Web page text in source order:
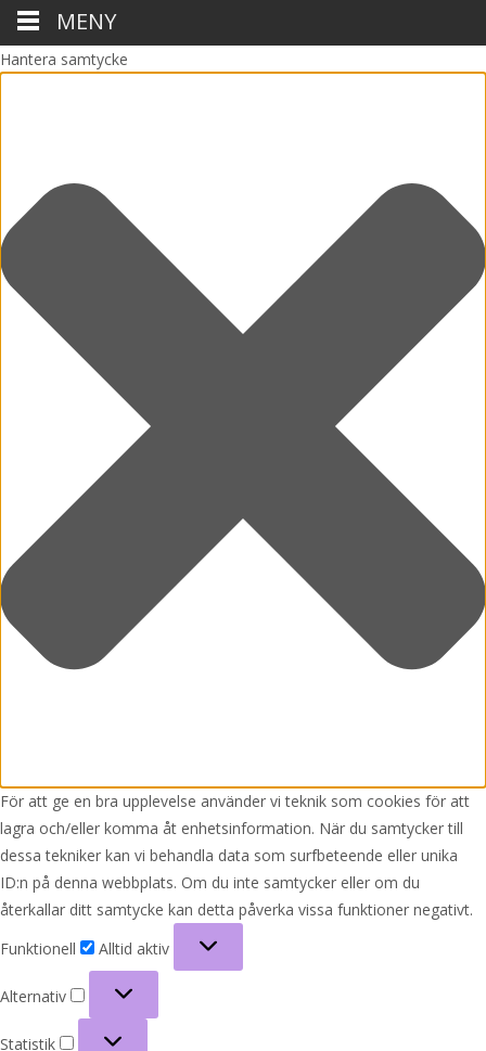
Hantera samtycke
För att ge en bra upplevelse använder vi teknik som cookies för att
lagra och/eller komma åt enhetsinformation. När du samtycker till
dessa tekniker kan vi behandla data som surfbeteende eller unika
ID:n på denna webbplats. Om du inte samtycker eller om du
återkallar ditt samtycke kan detta påverka vissa funktioner negativt.
Funktionell
Alltid aktiv
Alternativ
Statistik
MENY